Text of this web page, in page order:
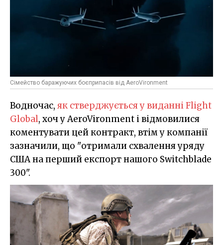
Сімейство баражуючих боєприпасів від AeroVironment
Водночас, як стверджується у виданні Flight
Global, хоч у AeroVironment і відмовилися
коментувати цей контракт, втім у компанії
зазначили, що "отримали схвалення уряду
США на перший експорт нашого Switchblade
300".